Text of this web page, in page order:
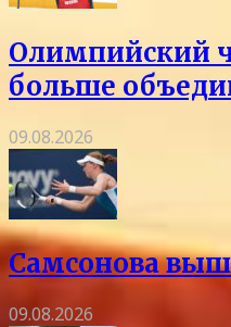
Олимпийский
больше
09.08.2026
Самсонова
09.08.2026